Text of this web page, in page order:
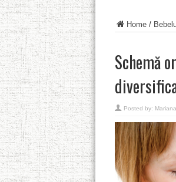
Home/
Schemă
Posted by: